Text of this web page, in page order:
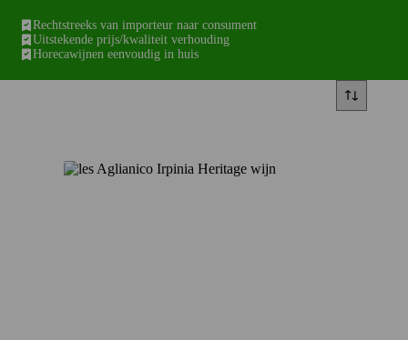
Rechtstreeks van importeur naar consument
Uitstekende prijs/kwaliteit verhouding
Horecawijnen eenvoudig in huis